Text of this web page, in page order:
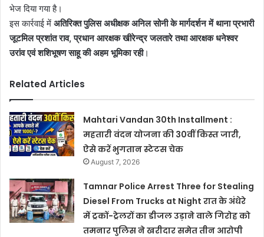
भेज दिया गया है।
इस कार्रवाई में अतिरिक्त पुलिस अधीक्षक अनिल सोनी के मार्गदर्शन में थाना प्रभारी
जूटमिल प्रशांत राव, प्रधान आरक्षक खीरेन्द्र जलतारे तथा आरक्षक धनेश्वर
उरांव एवं शशिभूषण साहू की अहम भूमिका रही।
Related Articles
Mahtari Vandan 30th Installment :
महतारी वंदन योजना की 30वीं किस्त जारी,
ऐसे करें भुगतान स्टेटस चेक
August 7, 2026
Tamnar Police Arrest Three for Stealing
Diesel From Trucks at Night रात के अंधेरे
में ट्रकों-ट्रेलरों का डीजल उड़ाने वाले गिरोह को
तमनार पुलिस ने खरीदार समेत तीन आरोपी